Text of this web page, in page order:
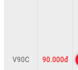
V90C 90.000đ